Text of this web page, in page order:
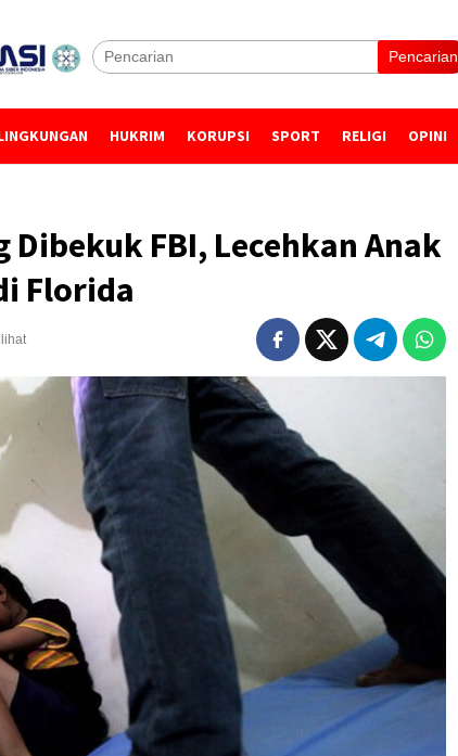
Pencarian
HUKRIM KORUPSI SPORT RELIGI OPINI
Dibekuk FBI, Lecehkan Anak
Florida